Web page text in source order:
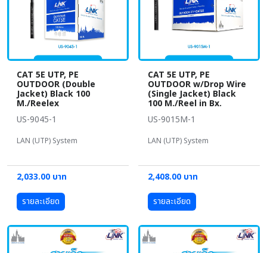
CAT 5E UTP, PE
OUTDOOR (Double
Jacket) Black 100
M./Reelex
US-9045-1
LAN (UTP) System
2,033.00 บาท
รายละเอียด
CAT 5E UTP, PE
OUTDOOR w/Drop Wire
(Single Jacket) Black
100 M./Reel in Bx.
US-9015M-1
LAN (UTP) System
2,408.00 บาท
รายละเอียด